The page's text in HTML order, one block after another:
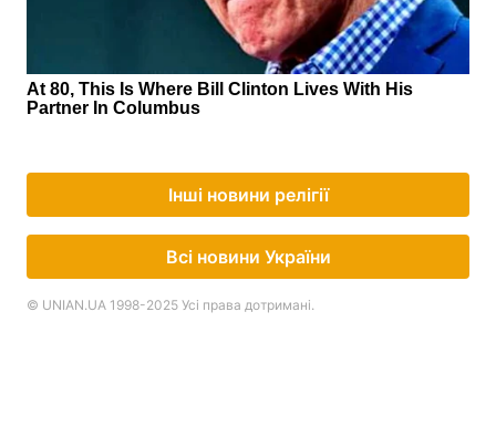
Інші новини релігії
Всі новини України
© UNIAN.UA 1998-2025 Усі права дотримані.